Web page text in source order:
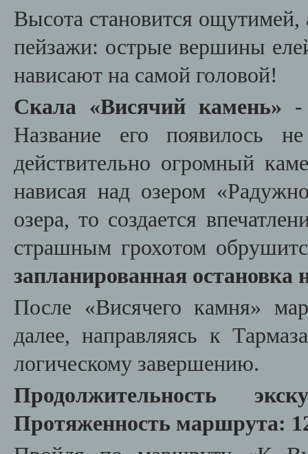
Высота становится
пейзажи: острые вершины
нависают на самой головой!
Скала «Висячий камень» -
Название его появилось
действительно огромный
нависая над озером
озера, то создается
страшным грохотом
запланированная остановка
После «Висячего камня»
далее, направляясь к
логическому завершению.
Продолжительность
Протяженность маршрута: